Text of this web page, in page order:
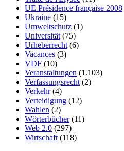
UE Présidence française 2008
Ukraine (15)
Umweltschutz (1)
Universität (75)
Urheberrecht (6)
Vacances (3)
VDF (10)
Veranstaltungen (1.103)
Verfassungsrecht (2)
Verkehr(4)
Verteidigung (12)
Wahlen (2)
Wörterbücher(11)
Web 2.0 (297)
Wirtschaft (118)